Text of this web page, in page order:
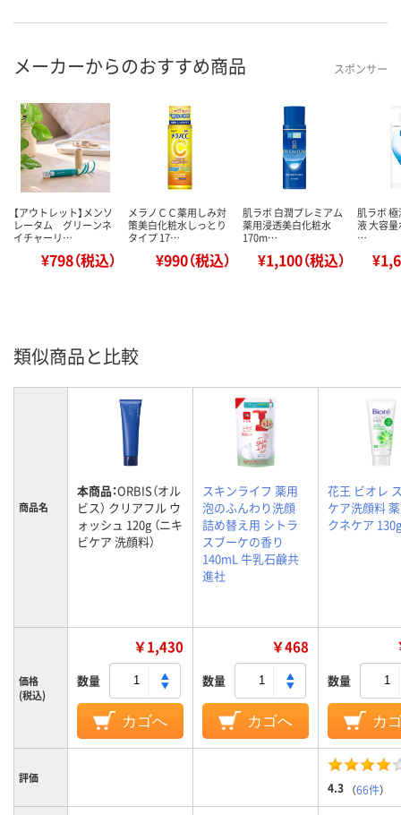
メーカーからのおすすめ商品 スポンサー
【アウトレット】メンソ
レータム グリーンネ
イチャーリ…
¥798（税込）
メラノＣＣ薬用しみ対
策美白化粧水しっとり
タイプ 17…
¥990（税込）
肌ラボ 白潤プレミアム
薬用浸透美白化粧水
170m…
¥1,100（税込）
肌ラボ
液 大容
…
類似商品と比較
商品名
本商品：ORBIS（オル
ビス） クリアフル ウ
ォッシュ 120g （ニキ
ビケア 洗顔料）
スキンライフ 薬用
泡のふんわり洗顔
詰め替え用 シトラ
スブーケの香り
140mL 牛乳石鹸共
進社
花王 ビオレ
ケア洗顔料
クネケア 130g
価格
(税込)
￥1,430
数量
カゴへ
￥468
数量
カゴへ
数量
カ
評価
4.3 （66件）